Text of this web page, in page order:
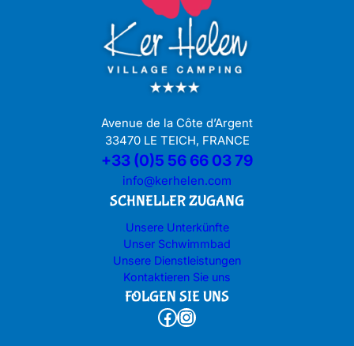
Avenue de la Côte d’Argent
33470 LE TEICH, FRANCE
+33 (0)5 56 66 03 79
info@kerhelen.com
SCHNELLER ZUGANG
Unsere Unterkünfte
Unser Schwimmbad
Unsere Dienstleistungen
Kontaktieren Sie uns
FOLGEN SIE UNS
Facebook Instagram